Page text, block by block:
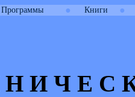
Программы ● Книги ●
Н И Ч Е С